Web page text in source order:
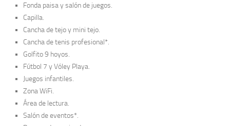
Fonda paisa y salón de juegos.
Capilla.
Cancha de tejo y mini tejo.
Cancha de tenis profesional*.
Golfito 9 hoyos.
Fútbol 7 y Vóley Playa.
Juegos infantiles.
Zona WiFi.
Área de lectura.
Salón de eventos*.